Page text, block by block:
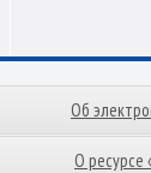
Об
О ресурсе